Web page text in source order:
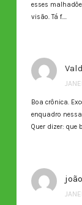
esses
visão. Tá f….
Boa crônica.
enquadro
Quer dizer: que